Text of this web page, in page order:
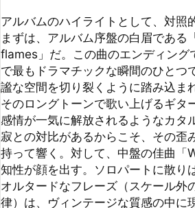
知性が顔を出す。ソロパートに散りば
オルタードなフレーズ（スケール外の
律）は、ヴィンテージな質感の中に現代
心を与えている。この高度な音楽的語
終わらないMamas Gunの先進性を証
の楽曲が示す多様性は、最終的にアル
高い品質へと集約されていく。
Mamas Gunの『Dig』は、最初から最
一切損なうことなく駆け抜ける、稀有
オーソドックスな曲作りと一貫したサ
を、これほどまでに高い次元で完遂し
楽シーンにおいて特異的と言わざるを